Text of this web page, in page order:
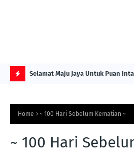
O
ITS Selamat Maju Jaya Untuk Puan
Home ~ 100 Hari Sebelum Kematian ~
~ 100 Hari